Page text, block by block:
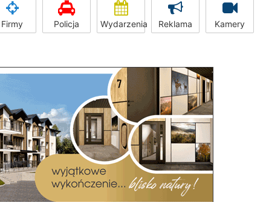
Firmy Policja Wydarzenia Reklama Kamery